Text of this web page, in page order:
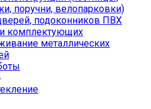
поручни, велопарковки)
подоконников ПВХ
комплектующих
металлических